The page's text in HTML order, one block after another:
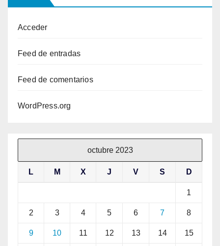
Acceder
Feed de entradas
Feed de comentarios
WordPress.org
octubre 2023
L M X J V S D
1
2 3 4 5 6 7 8
9 10 11 12 13 14 15